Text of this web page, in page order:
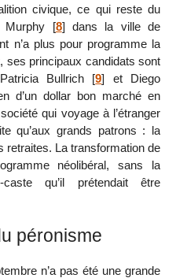
civique, ce qui reste du
[8] dans la ville de
n’a plus pour programme la
ses principaux candidats sont
Bullrich [9] et Diego
d’un dollar bon marché en
qui voyage à l’étranger
qu’aux grands patrons : la
retraites. La transformation de
néolibéral, sans la
qu’il prétendait être
péronisme
n’a pas été une grande